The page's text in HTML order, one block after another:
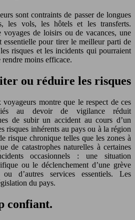
sont contraints de passer de longues
les vols, les hôtels et les transferts.
voyages de loisirs ou de vacances, une
essentielle pour tirer le meilleur parti de
risques et les incidents qui pourraient
moins efficace.
ou réduire les risques
voyageurs montre que le respect de ces
au devoir de vigilance réduit
de subir un accident au cours d’un
risques inhérents au pays ou à la région
risque chronique telles que les zones à
de catastrophes naturelles à certaines
occasionnels : une situation
ou le déclenchement d’une grève
d’autres services essentiels. Les
du pays.
confiant.